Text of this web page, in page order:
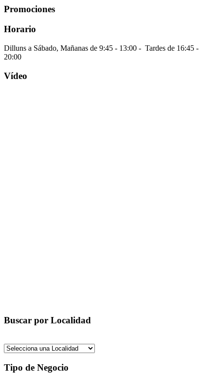
Promociones
Horario
Dilluns a Sábado, Mañanas de 9:45 - 13:00 - Tardes de 16:45 -
20:00
Vídeo
Buscar por Localidad
Tipo de Negocio